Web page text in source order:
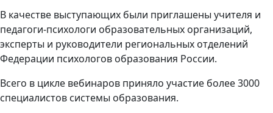
В качестве выступающих были приглашены учителя и
педагоги-психологи образовательных организаций,
эксперты и руководители региональных отделений
Федерации психологов образования России.
Всего в цикле вебинаров приняло участие более 3000
специалистов системы образования.